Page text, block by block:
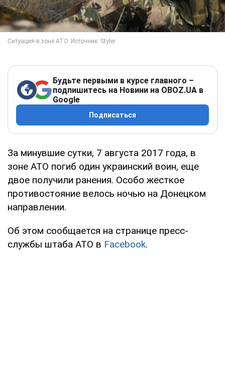
Будьте первыми в курсе главного –
подпишитесь на Новини на OBOZ.UA в
Google
Подписаться
За минувшие сутки, 7 августа 2017 года, в
зоне АТО погиб один украинский воин, еще
двое получили ранения. Особо жесткое
противостояние велось ночью на Донецком
направлении.
Об этом сообщается на странице пресс-
службы штаба АТО в Facebook.